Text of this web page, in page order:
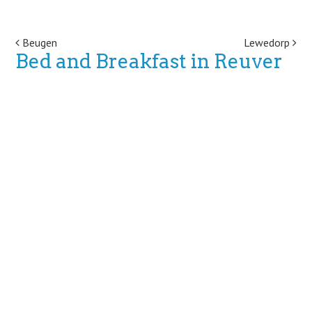
Post navigation
Beugen Lewedorp
Bed and Breakfast in Reuver